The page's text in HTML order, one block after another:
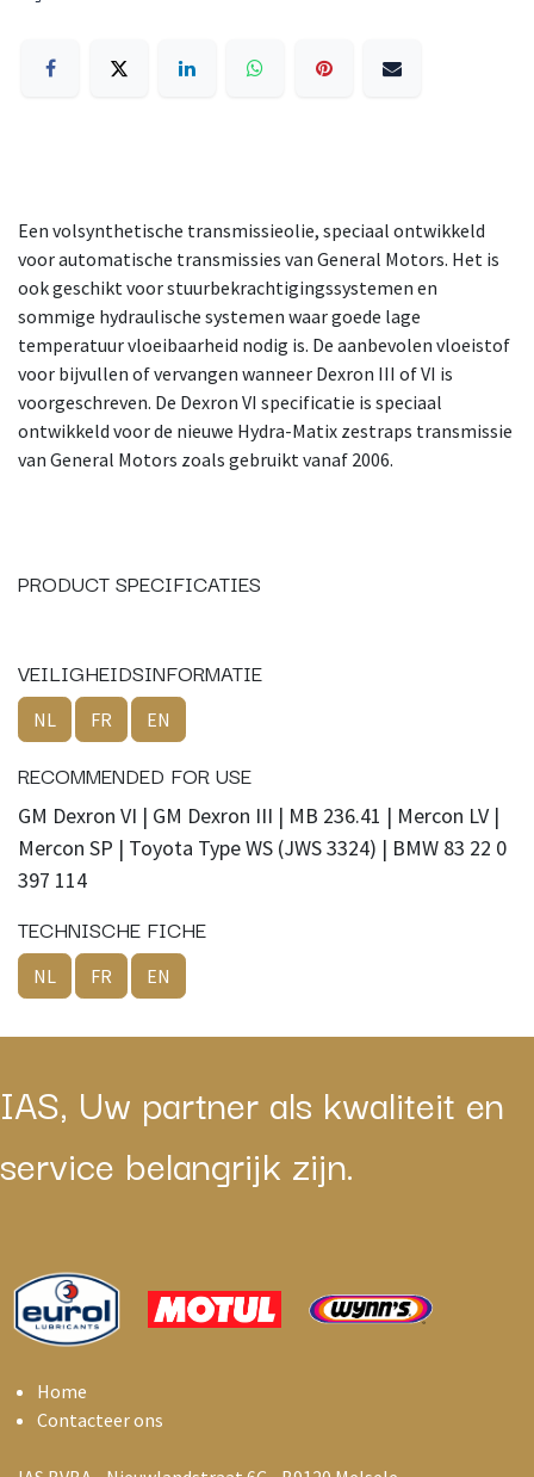
Een volsynthetische transmissieolie, speciaal ontwikkeld
voor automatische transmissies van General Motors. Het is
ook geschikt voor stuurbekrachtigingssystemen en
sommige hydraulische systemen waar goede lage
temperatuur vloeibaarheid nodig is. De aanbevolen vloeistof
voor bijvullen of vervangen wanneer Dexron III of VI is
voorgeschreven. De Dexron VI specificatie is speciaal
ontwikkeld voor de nieuwe Hydra-Matix zestraps transmissie
van General Motors zoals gebruikt vanaf 2006.
PRODUCT SPECIFICATIES
VEILIGHEIDSINFORMATIE
NL FR EN
RECOMMENDED FOR USE
GM Dexron VI | GM Dexron III | MB 236.41 | Mercon LV |
Mercon SP | Toyota Type WS (JWS 3324) | BMW 83 22 0
397 114
TECHNISCHE FICHE
NL FR EN
IAS, Uw partner als kwaliteit en
service belangrijk zijn.
Home
Contacteer ons